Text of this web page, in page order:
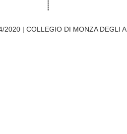
2020 | COLLEGIO DI MONZA DEGLI